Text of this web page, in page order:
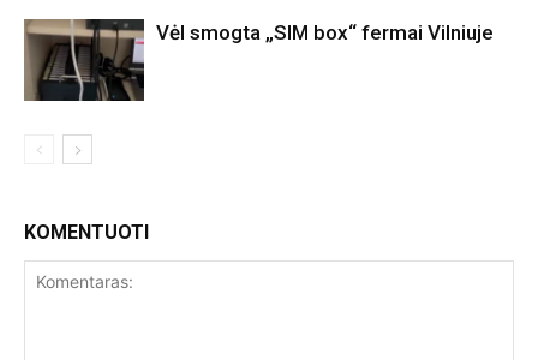
Vėl smogta „SIM box“ fermai Vilniuje
KOMENTUOTI